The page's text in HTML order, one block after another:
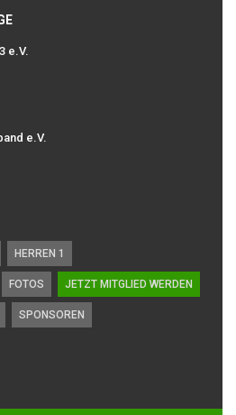
e.V.
e.V.
HERREN 1
FOTOS JETZT MITGLIED WERDEN
SPONSOREN